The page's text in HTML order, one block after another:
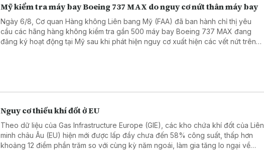
Mỹ kiểm tra máy bay Boeing 737 MAX do nguy cơ nứt thân máy bay
Ngày 6/8, Cơ quan Hàng không Liên bang Mỹ (FAA) đã ban hành chỉ thị yêu
cầu các hãng hàng không kiểm tra gần 500 máy bay Boeing 737 MAX đang
đăng ký hoạt động tại Mỹ sau khi phát hiện nguy cơ xuất hiện các vết nứt trên
Nguy cơ thiếu khí đốt ở EU
Theo dữ liệu của Gas Infrastructure Europe (GIE), các kho chứa khí đốt của Liên
minh châu Âu (EU) hiện mới được lấp đầy chưa đến 58% công suất, thấp hơn
khoảng 12 điểm phần trăm so với cùng kỳ năm ngoái, làm gia tăng lo ngại về